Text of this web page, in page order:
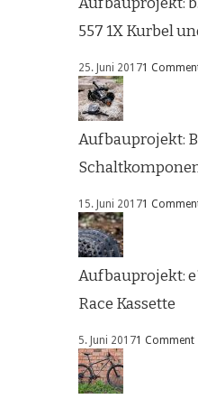
557 1X Kurbel
25. Juni 20171
Aufbauprojekt:
15. Juni 20171
Aufbauprojekt:
Race Kassette
5. Juni 20171 Comment